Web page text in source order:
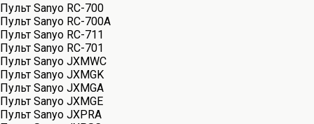
Пульт Sanyo RC-700
Пульт Sanyo RC-700A
Пульт Sanyo RC-711
Пульт Sanyo RC-701
Пульт Sanyo JXMWC
Пульт Sanyo JXMGK
Пульт Sanyo JXMGA
Пульт Sanyo JXMGE
Пульт Sanyo JXPRA